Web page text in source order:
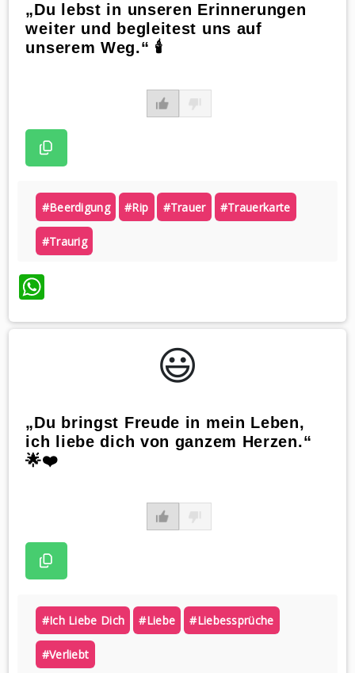
„Du lebst in unseren Erinnerungen
weiter und begleitest uns auf
unserem Weg.“ 🕯
#beerdigung #rip #trauer #trauerkarte
#traurig
WhatsApp
😃️
„Du bringst Freude in mein Leben,
ich liebe dich von ganzem Herzen.“
🌟❤️
#ich Liebe Dich #liebe #liebessprüche
#verliebt